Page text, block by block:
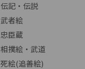
伝記・伝説
武者絵
忠臣蔵
相撲絵・武道
死絵(追善絵)